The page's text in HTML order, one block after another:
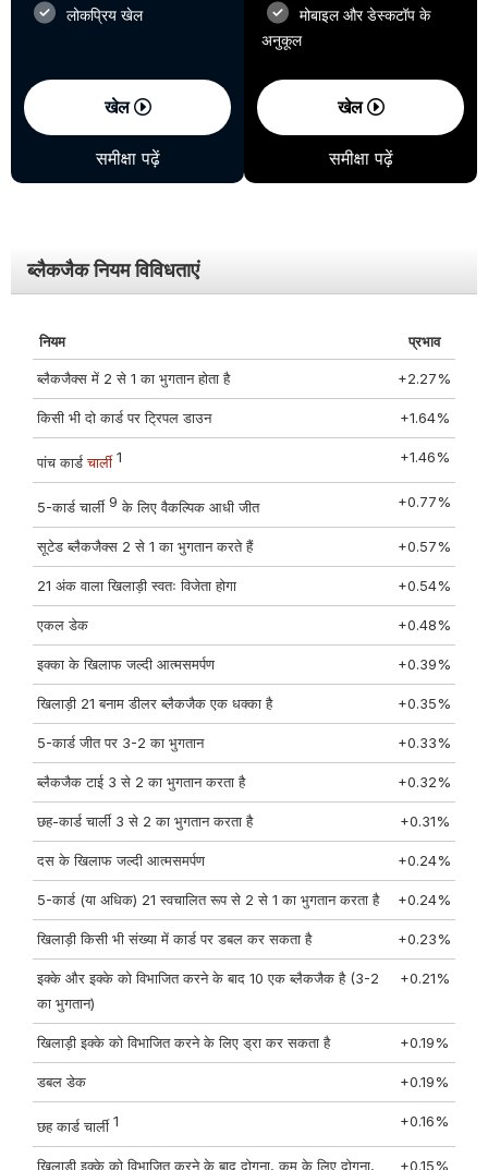
लोकप्रिय खेल
खेल
समीक्षा पढ़ें
मोबाइल और डेस्कटॉप के
अनुकूल
खेल
समीक्षा पढ़ें
ब्लैकजैक नियम विविधताएं
नियम प्रभाव
ब्लैकजैक्स में 2 से 1 का भुगतान होता है +2.27%
किसी भी दो कार्ड पर ट्रिपल डाउन +1.64%
पांच कार्डचार्ली 1 +1.46%
5-कार्ड चार्ली9 के लिए वैकल्पिक आधी जीत +0.77%
सूटेड ब्लैकजैक्स 2 से 1 का भुगतान करते हैं +0.57%
21 अंक वाला खिलाड़ी स्वतः विजेता होगा +0.54%
एकल डेक +0.48%
इक्का के खिलाफ जल्दी आत्मसमर्पण +0.39%
खिलाड़ी 21 बनाम डीलर ब्लैकजैक एक धक्का है +0.35%
5-कार्ड जीत पर 3-2 का भुगतान +0.33%
ब्लैकजैक टाई 3 से 2 का भुगतान करता है +0.32%
छह-कार्ड चार्ली 3 से 2 का भुगतान करता है +0.31%
दस के खिलाफ जल्दी आत्मसमर्पण +0.24%
5-कार्ड (या अधिक) 21 स्वचालित रूप से 2 से 1 का भुगतान करता है +0.24%
खिलाड़ी किसी भी संख्या में कार्ड पर डबल कर सकता है +0.23%
इक्के और इक्के को विभाजित करने के बाद 10 एक ब्लैकजैक है (3-2
का भुगतान)
+0.21%
खिलाड़ी इक्के को विभाजित करने के लिए ड्रा कर सकता है +0.19%
डबल डेक +0.19%
छह कार्ड चार्ली1 +0.16%
खिलाड़ी इक्के को विभाजित करने के बाद दोगुना, कम के लिए दोगुना, +0.15%